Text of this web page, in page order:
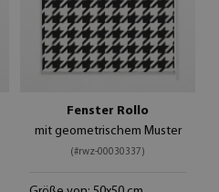
Fenster Rollo
mit geometrischem Muster
(#rwz-00030337)